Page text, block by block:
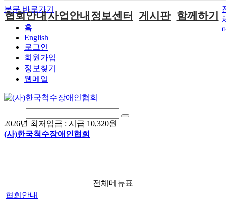
본문 바로가기
홈
English
로그인
회원가입
정보찾기
웹메일
2026년 최저임금 : 시급 10,320원
(사)한국척수장애인협회
협회안내
인사말
연혁
비전
조직도
척수장애란?
찾아오시는길
사업안내
단체지원사업
척수장애인재
활지원센터
척수장애인직
문화예술위원
회
정보센터 게시판 함께하기
전체메뉴표
협회안내